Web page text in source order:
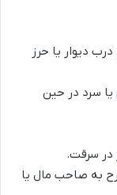
دیوار یا حرز
یا سرد در حین
در سرقت.
به صاحب مال یا